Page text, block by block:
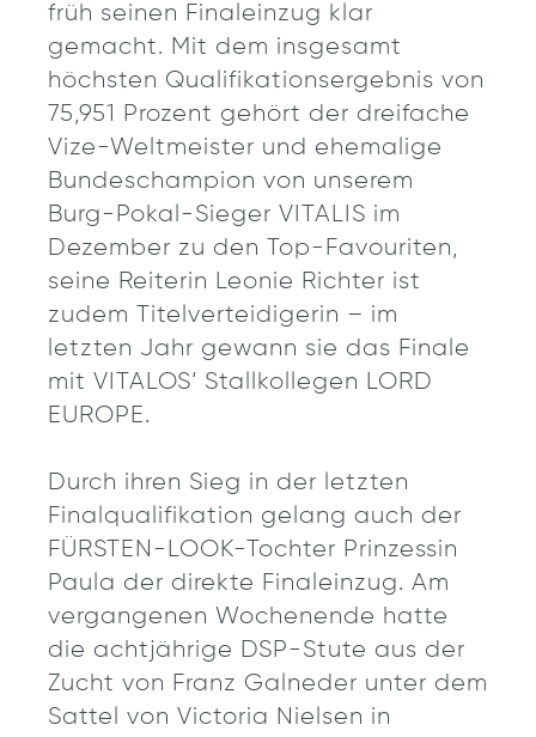
früh seinen Finaleinzug klar
gemacht. Mit dem insgesamt
höchsten Qualifikationsergebnis von
75,951 Prozent gehört der dreifache
Vize-Weltmeister und ehemalige
Bundeschampion von unserem
Burg-Pokal-Sieger VITALIS im
Dezember zu den Top-Favouriten,
seine Reiterin Leonie Richter ist
zudem Titelverteidigerin – im
letzten Jahr gewann sie das Finale
mit VITALOS‘ Stallkollegen LORD
EUROPE.
Durch ihren Sieg in der letzten
Finalqualifikation gelang auch der
FÜRSTEN-LOOK-Tochter Prinzessin
Paula der direkte Finaleinzug. Am
vergangenen Wochenende hatte
die achtjährige DSP-Stute aus der
Zucht von Franz Galneder unter dem
Sattel von Victoria Nielsen in